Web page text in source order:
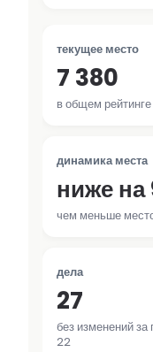
текущее место
7 380
в общем рейтинге
динамика места
ниже на
чем меньше
дела
27
без изменений
22